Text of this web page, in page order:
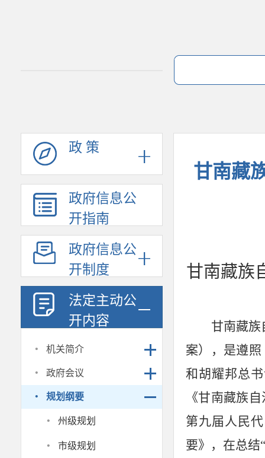
政 策
政府信息公
开指南
政府信息公
开制度
法定主动公
开内容
· 机关简介
· 政府会议
· 规划纲要
· 州级规划
· 市级规划
甘南藏
甘南藏族
甘南藏族
案），是遵
和胡耀邦总
《甘南藏族
第九届人民
要》，在总结